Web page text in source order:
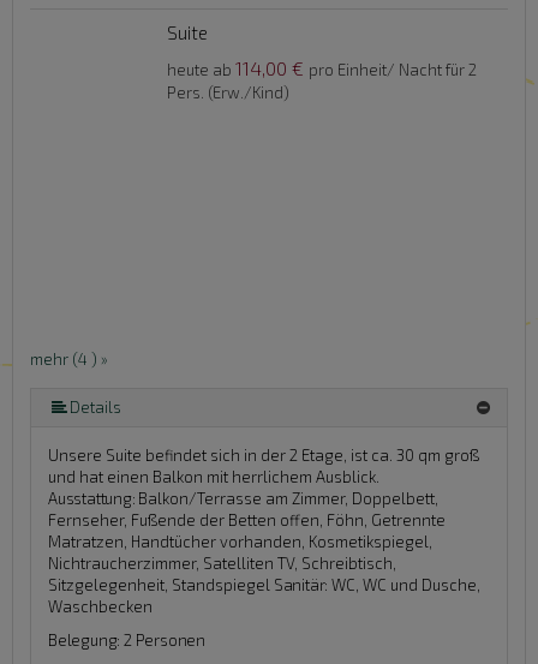
mehr (4 ) »
Suite
heute ab 114,00 € pro Einheit/ Nacht für 2
Pers. (Erw./Kind)
Details
Unsere Suite befindet sich in der 2 Etage, ist ca. 30 qm groß
und hat einen Balkon mit herrlichem Ausblick.
Ausstattung: Balkon/Terrasse am Zimmer, Doppelbett,
Fernseher, Fußende der Betten offen, Föhn, Getrennte
Matratzen, Handtücher vorhanden, Kosmetikspiegel,
Nichtraucherzimmer, Satelliten TV, Schreibtisch,
Sitzgelegenheit, Standspiegel Sanitär: WC, WC und Dusche,
Waschbecken
Belegung: 2 Personen